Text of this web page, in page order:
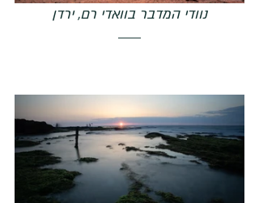
נוודי המדבר בוואדי רם, ירדן